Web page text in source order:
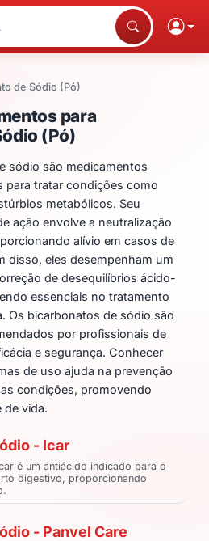
de Sódio (Pó)
para
para
(Pó)
sódio são medicamentos
para tratar condições como
metabólicos. Seu
ação envolve a neutralização
alívio em casos de
disso, eles desempenham um
de desequilíbrios ácido-
essenciais no tratamento
Os bicarbonatos de sódio são
por profissionais de
e segurança. Conhecer
de uso ajuda na prevenção
condições, promovendo
de vida.
- Icar
é um antiácido indicado para o
digestivo, proporcionando
- Panvel Care